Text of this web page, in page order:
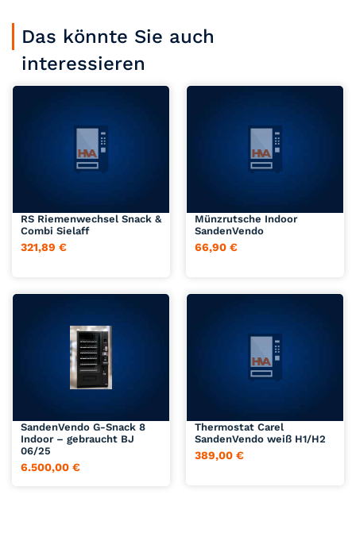
Das könnte Sie auch
interessieren
RS Riemenwechsel Snack &
Combi Sielaff
321,89 €
Münzrutsche Indoor
SandenVendo
66,90 €
SandenVendo G-Snack 8
Indoor – gebraucht BJ
06/25
6.500,00 €
Thermostat Carel
SandenVendo weiß H1/H2
389,00 €